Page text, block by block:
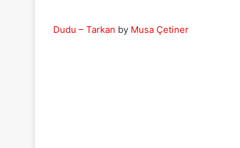
Dudu – Tarkan by Musa Çetiner